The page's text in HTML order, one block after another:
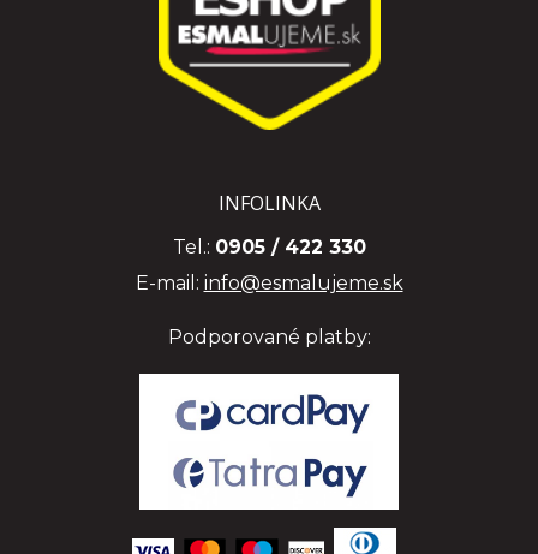
INFOLINKA
Tel.: 0905 / 422 330
E-mail: info@esmalujeme.sk
Podporované platby: